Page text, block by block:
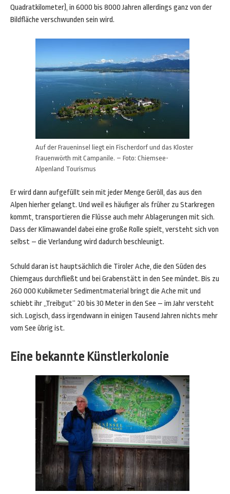
Quadratkilometer), in 6000 bis 8000 Jahren allerdings ganz von der
Bildfläche verschwunden sein wird.
Auf der Fraueninsel liegt ein Fischerdorf und das Kloster
Frauenwörth mit Campanile. – Foto: Chiemsee-
Alpenland Tourismus
Er wird dann aufgefüllt sein mit jeder Menge Geröll, das aus den
Alpen hierher gelangt. Und weil es häufiger als früher zu Starkregen
kommt, transportieren die Flüsse auch mehr Ablagerungen mit sich.
Dass der Klimawandel dabei eine große Rolle spielt, versteht sich von
selbst – die Verlandung wird dadurch beschleunigt.
Schuld daran ist hauptsächlich die Tiroler Ache, die den Süden des
Chiemgaus durchfließt und bei Grabenstätt in den See mündet. Bis zu
260 000 Kubikmeter Sedimentmaterial bringt die Ache mit und
schiebt ihr „Treibgut“ 20 bis 30 Meter in den See – im Jahr versteht
sich. Logisch, dass irgendwann in einigen Tausend Jahren nichts mehr
vom See übrig ist.
Eine bekannte Künstlerkolonie